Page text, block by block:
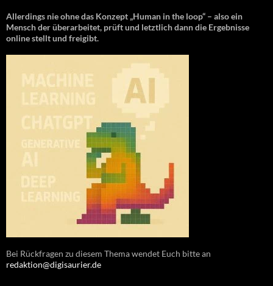
Allerdings nie ohne das Konzept „Human in the loop“ – also ein
Mensch der überarbeitet, prüft und letztlich dann die Ergebnisse
online stellt und freigibt.
Bei Rückfragen zu diesem Thema wendet Euch bitte an
redaktion@digisaurier.de